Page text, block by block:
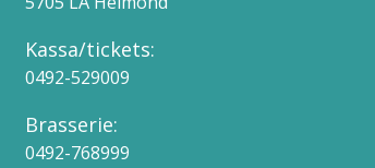
Kassa/tickets:
0492-529009
Brasserie:
0492-768999